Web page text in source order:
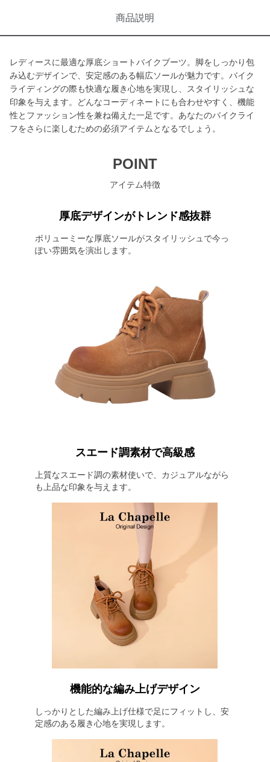
商品説明
レディースに最適な厚底ショートバイクブーツ。脚をしっかり包
み込むデザインで、安定感のある幅広ソールが魅力です。バイク
ライディングの際も快適な履き心地を実現し、スタイリッシュな
印象を与えます。どんなコーディネートにも合わせやすく、機能
性とファッション性を兼ね備えた一足です。あなたのバイクライ
フをさらに楽しむための必須アイテムとなるでしょう。
POINT
アイテム特徴
厚底デザインがトレンド感抜群
ボリューミーな厚底ソールがスタイリッシュで今っ
ぽい雰囲気を演出します。
スエード調素材で高級感
上質なスエード調の素材使いで、カジュアルながら
も上品な印象を与えます。
機能的な編み上げデザイン
しっかりとした編み上げ仕様で足にフィットし、安
定感のある履き心地を実現します。